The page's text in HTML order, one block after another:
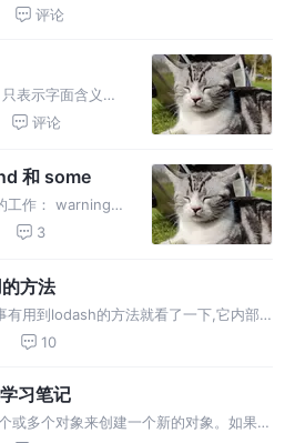
到该位），不改变原数组，所以要返回
评论
表示字面含义的
字符 限定符 指
字符串0次或多
评论
和 some
工作： warning
arrow
3
方法
有用到lodash的方法就看了一下,它内部
象等常见数据类型的处理函数
10
习笔记
多个对象来创建一个新的对象。如果目